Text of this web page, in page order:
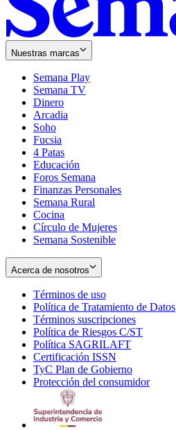
Nuestras marcas
Semana Play
Semana TV
Dinero
Arcadia
Soho
in
new
window
Fucsia
in
new
window
4 Patas
Educación
Foros Semana
Finanzas Personales
Semana Rural
Cocina
Círculo de Mujeres
Semana Sostenible
Acerca de nosotros
Términos de uso
in
new
window
Política de Tratamiento de Datos
Términos suscripciones
in
Política de Riesgos C/ST
Política SAGRILAFT
new
window
Certificación ISSN
in
new
TyC Plan de Gobierno
in
Protección del consumidorOpens